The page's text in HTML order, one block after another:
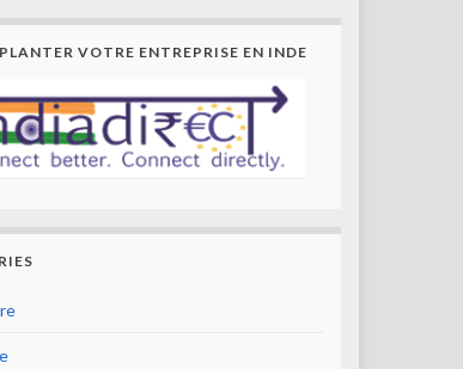
VOTRE ENTREPRISE EN INDE